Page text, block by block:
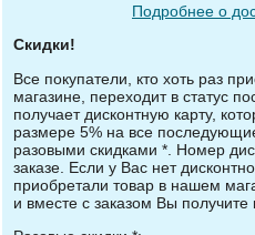
Подробнее о
Скидки!
Все покупатели, кто хоть раз
магазине, переходит в статус
получает дисконтную карту,
размере 5% на все
разовыми скидками *. Номер
заказе. Если у Вас нет
приобретали товар в нашем
и вместе с заказом Вы получите